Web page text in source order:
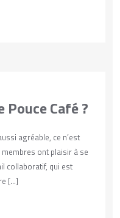
Pouce Café ?
agréable, ce n’est
ont plaisir à se
collaboratif, qui est
[…]